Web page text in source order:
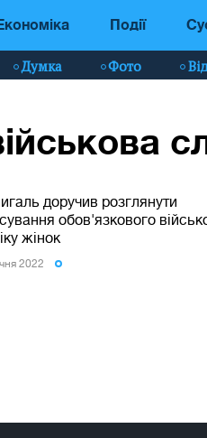
Події
Думка Фото
доручив розглянути
обов'язкового
жінок
2022